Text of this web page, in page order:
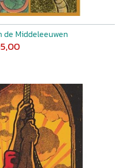
de Middeleeuwen